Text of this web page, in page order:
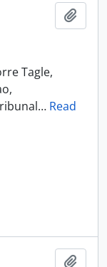
Tagle,
… Read